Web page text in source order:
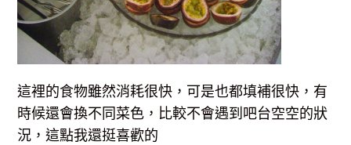
這裡的食物雖然消耗很快，可是也都填補很快，有
時候還會換不同菜色，比較不會遇到吧台空空的狀
況，這點我還挺喜歡的